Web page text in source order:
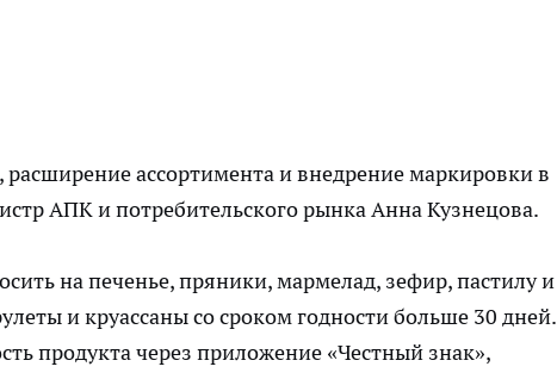
ассортимента и внедрение маркировки в
АПК и потребительского рынка Анна Кузнецова.
на печенье, пряники, мармелад, зефир, пастилу и
и круассаны со сроком годности больше 30 дней.
продукта через приложение «Честный знак»,